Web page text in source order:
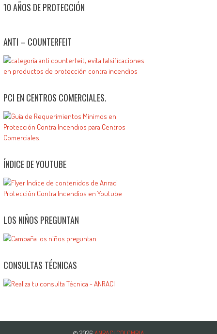
10 AÑOS DE PROTECCIÓN
ANTI – COUNTERFEIT
PCI EN CENTROS COMERCIALES.
ÍNDICE DE YOUTUBE
LOS NIÑOS PREGUNTAN
CONSULTAS TÉCNICAS